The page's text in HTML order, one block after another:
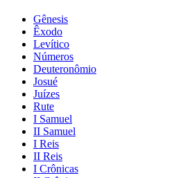
Gênesis
Êxodo
Levítico
Números
Deuteronômio
Josué
Juízes
Rute
I Samuel
II Samuel
I Reis
II Reis
I Crônicas